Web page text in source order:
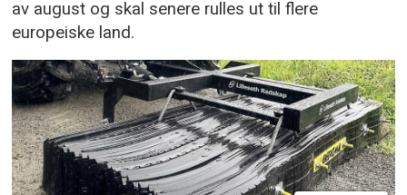
av august og skal senere rulles ut til flere
europeiske land.